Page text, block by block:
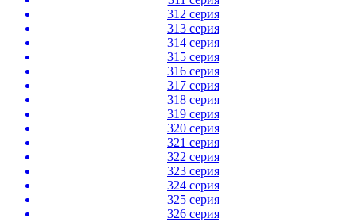
312 серия
313 серия
314 серия
315 серия
316 серия
317 серия
318 серия
319 серия
320 серия
321 серия
322 серия
323 серия
324 серия
325 серия
326 серия